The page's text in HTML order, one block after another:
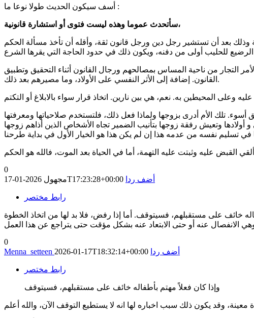
أسف سيكون الحديث طولا نوعا ما :
سأتحدث عموما وهذه ليست فتوى أو استشارة قانونية،
بعد أن تستشير رجل دين ورجل قانون ثقة، وأقله أن تأخذ مسألة الحكم
التجار من ناحية المساس بمصالحهم ورجال القانون أثناء التحقيق وتطبيق
القانون. إضافة إلى الأثر النفسي على الأولاد، وما مصيرهم بعد ذلك.
تلك الأم أدرى بزوجها ولماذا فعل ذلك، فلتستخدم صلاحياتها ومعرفتها
وتعيش رفقة زوجها بتأنيب الضمير تجاه الأشخاص الذين أذاهم زوجها
0
مجهول2026-01-17T17:23:28+00:00 أضف ردا
رابط مختصر
خائف على مستقبلهم، فسيتوقف. أما إذا رفض، فلا بد لها من اتخاذ الخطوة
0
Menna_setteen 2026-01-17T18:32:14+00:00 أضف ردا
رابط مختصر
وإذا كان فعلاً مهتم بأطفاله خائف على مستقبلهم، فسيتوقف